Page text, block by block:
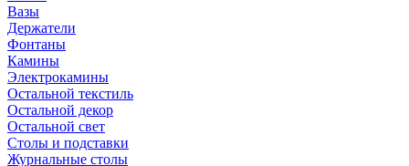
Вазы
Держатели
Фонтаны
Камины
Электрокамины
Остальной текстиль
Остальной декор
Остальной свет
Столы и подставки
Журнальные столы